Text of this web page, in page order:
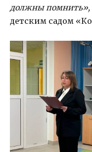
должны помнить»,
детским садом